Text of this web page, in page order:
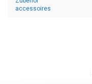
accessoires